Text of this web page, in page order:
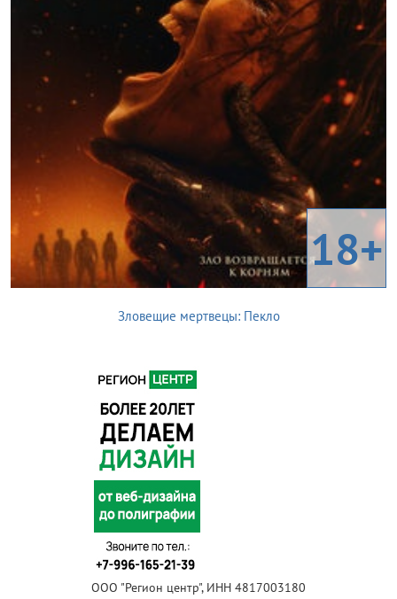
18+
Зловещие мертвецы: Пекло
ООО "Регион центр", ИНН 4817003180